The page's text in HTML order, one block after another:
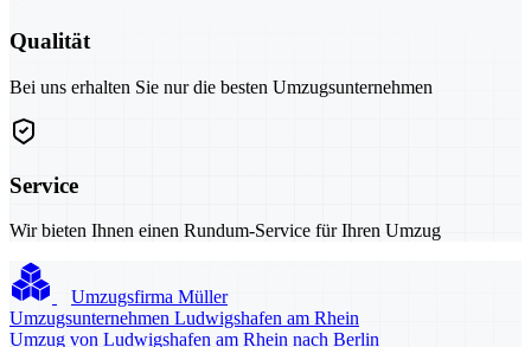
Qualität
Bei uns erhalten Sie nur die besten Umzugsunternehmen
Service
Wir bieten Ihnen einen Rundum-Service für Ihren Umzug
Umzugsfirma Müller
Umzugsunternehmen Ludwigshafen am Rhein
Umzug von Ludwigshafen am Rhein nach Berlin